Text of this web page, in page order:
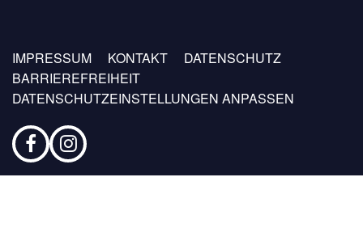
Fußzeilen
Menü
IMPRESSUM KONTAKT
DATENSCHUTZ
BARRIEREFREIHEIT
DATENSCHUTZEINSTELLUNGEN ANPASSEN